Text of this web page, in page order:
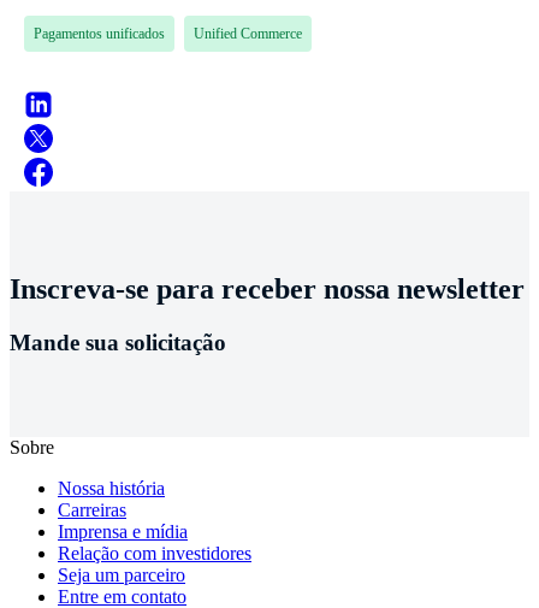
Pagamentos unificados Unified Commerce
Inscreva-se para receber nossa newsletter
Mande sua solicitação
Sobre
Nossa história
Carreiras
Imprensa e mídia
Relação com investidores
Seja um parceiro
Entre em contato